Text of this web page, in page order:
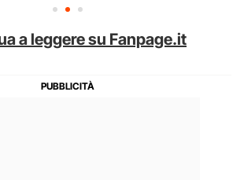
a leggere su Fanpage.it